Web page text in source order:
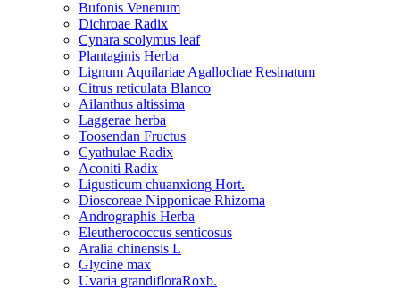
Bufonis Venenum
Dichroae Radix
Cynara scolymus leaf
Plantaginis Herba
Lignum Aquilariae Agallochae Resinatum
Citrus reticulata Blanco
Ailanthus altissima
Laggerae herba
Toosendan Fructus
Cyathulae Radix
Aconiti Radix
Ligusticum chuanxiong Hort.
Dioscoreae Nipponicae Rhizoma
Andrographis Herba
Eleutherococcus senticosus
Aralia chinensis L
Glycine max
Uvaria grandifloraRoxb.